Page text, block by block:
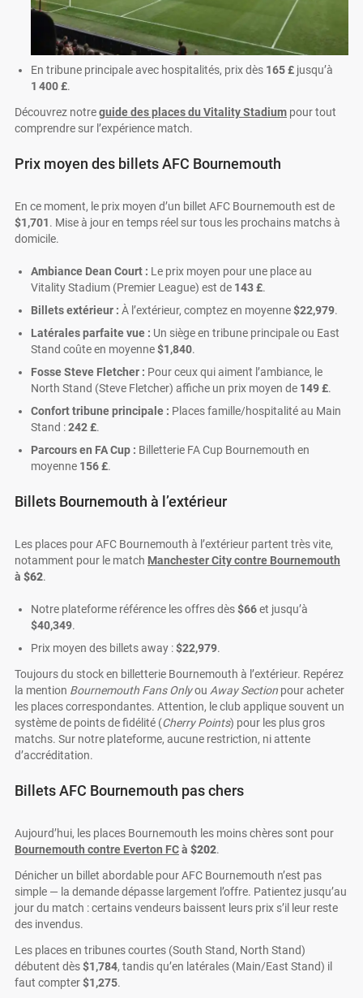
En tribune principale avec hospitalités, prix dès 165 £ jusqu’à
1 400 £.
Découvrez notreguide des places du Vitality Stadium pour tout
comprendre sur l’expérience match.
Prix moyen des billets AFC Bournemouth
En ce moment, le prix moyen d’un billet AFC Bournemouth est de
$1,701. Mise à jour en temps réel sur tous les prochains matchs à
domicile.
Ambiance Dean Court : Le prix moyen pour une place au
Vitality Stadium (Premier League) est de 143 £.
Billets extérieur : À l’extérieur, comptez en moyenne$22,979.
Latérales parfaite vue : Un siège en tribune principale ou East
Stand coûte en moyenne$1,840.
Fosse Steve Fletcher : Pour ceux qui aiment l’ambiance, le
North Stand (Steve Fletcher) affiche un prix moyen de 149 £.
Confort tribune principale : Places famille/hospitalité au Main
Stand :242 £.
Parcours en FA Cup : Billetterie FA Cup Bournemouth en
moyenne 156 £.
Billets Bournemouth à l’extérieur
Les places pour AFC Bournemouth à l’extérieur partent très vite,
notamment pour le match Manchester City contre Bournemouth
à $62.
Notre plateforme référence les offres dès$66et jusqu’à
$40,349.
Prix moyen des billets away :$22,979.
Toujours du stock en billetterie Bournemouth à l’extérieur. Repérez
la mention Bournemouth Fans Onlyou Away Section pour acheter
les places correspondantes. Attention, le club applique souvent un
système de points de fidélité (Cherry Points) pour les plus gros
matchs. Sur notre plateforme, aucune restriction, ni attente
d’accréditation.
Billets AFC Bournemouth pas chers
Aujourd’hui, les places Bournemouth les moins chères sont pour
Bournemouth contre Everton FCà $202.
Dénicher un billet abordable pour AFC Bournemouth n’est pas
simple — la demande dépasse largement l’offre. Patientez jusqu’au
jour du match : certains vendeurs baissent leurs prix s’il leur reste
des invendus.
Les places en tribunes courtes (South Stand, North Stand)
débutent dès$1,784, tandis qu’en latérales (Main/East Stand) il
faut compter$1,275.